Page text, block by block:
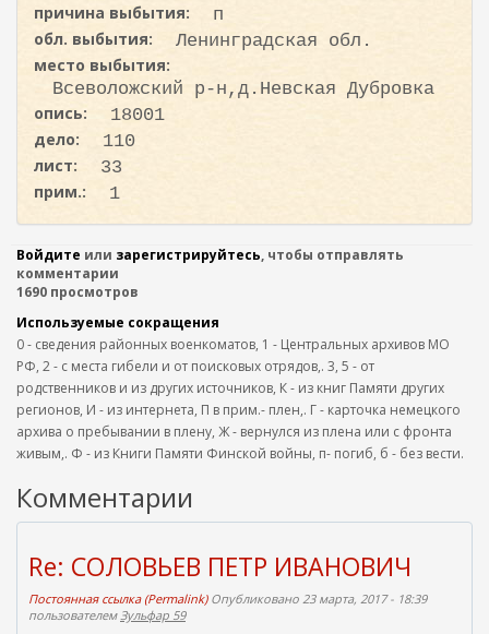
причина выбытия:
п
обл. выбытия:
Ленинградская обл.
место выбытия:
Всеволожский р-н,д.Невская Дубровка
опись:
18001
дело:
110
лист:
33
прим.:
1
Войдите или зарегистрируйтесь, чтобы отправлять
комментарии
1690 просмотров
Используемые сокращения
0 - сведения районных военкоматов, 1 - Центральных архивов МО
РФ, 2 - с места гибели и от поисковых отрядов,. 3, 5 - от
родственников и из других источников, К - из книг Памяти других
регионов, И - из интернета, П в прим.- плен,. Г - карточка немецкого
архива о пребывании в плену, Ж - вернулся из плена или с фронта
живым,. Ф - из Книги Памяти Финской войны, п- погиб, б - без вести.
Комментарии
Re: СОЛОВЬЕВ ПЕТР ИВАНОВИЧ
Постоянная ссылка (Permalink)Опубликовано 23 марта, 2017 - 18:39
пользователемЗульфар 59